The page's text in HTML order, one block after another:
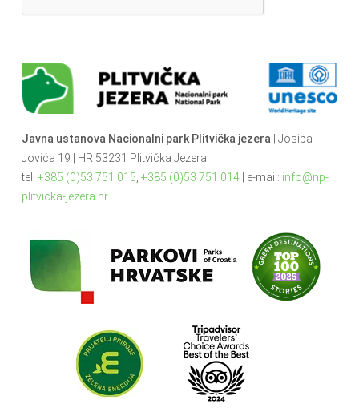
Javna ustanova Nacionalni park Plitvička jezera | Josipa
Jovića 19 | HR 53231 Plitvička Jezera
tel: +385 (0)53 751 015 +385 (0)53 751 014| e-mail: info@np-
plitvicka-jezera.hr